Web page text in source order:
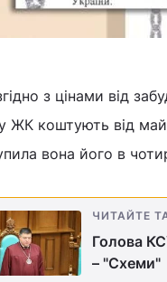
з цінами від
ЖК коштують від
вона його в
ЧИТАЙТЕ
Голова
– "Схеми"